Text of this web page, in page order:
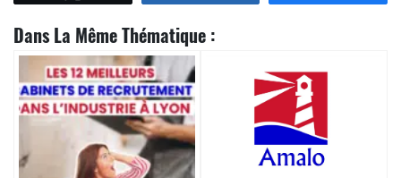
Dans La Même Thématique :